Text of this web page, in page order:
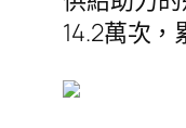
14.2萬次